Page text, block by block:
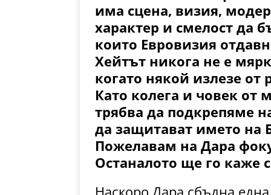
има сцена, визия,
характер и смелост да
които Евровизия
Хейтът никога не е
когато някой излезе от
Като колега и човек от
трябва да подкрепяме
да защитават името на
Пожелавам на Дара
Останалото ще го каже